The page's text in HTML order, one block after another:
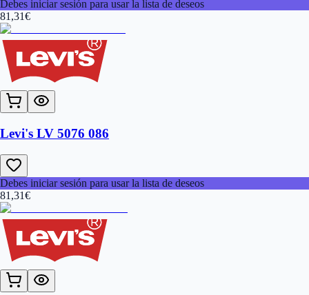
Debes iniciar sesión para usar la lista de deseos
81,31€
Levi's LV 5076 086
Debes iniciar sesión para usar la lista de deseos
81,31€